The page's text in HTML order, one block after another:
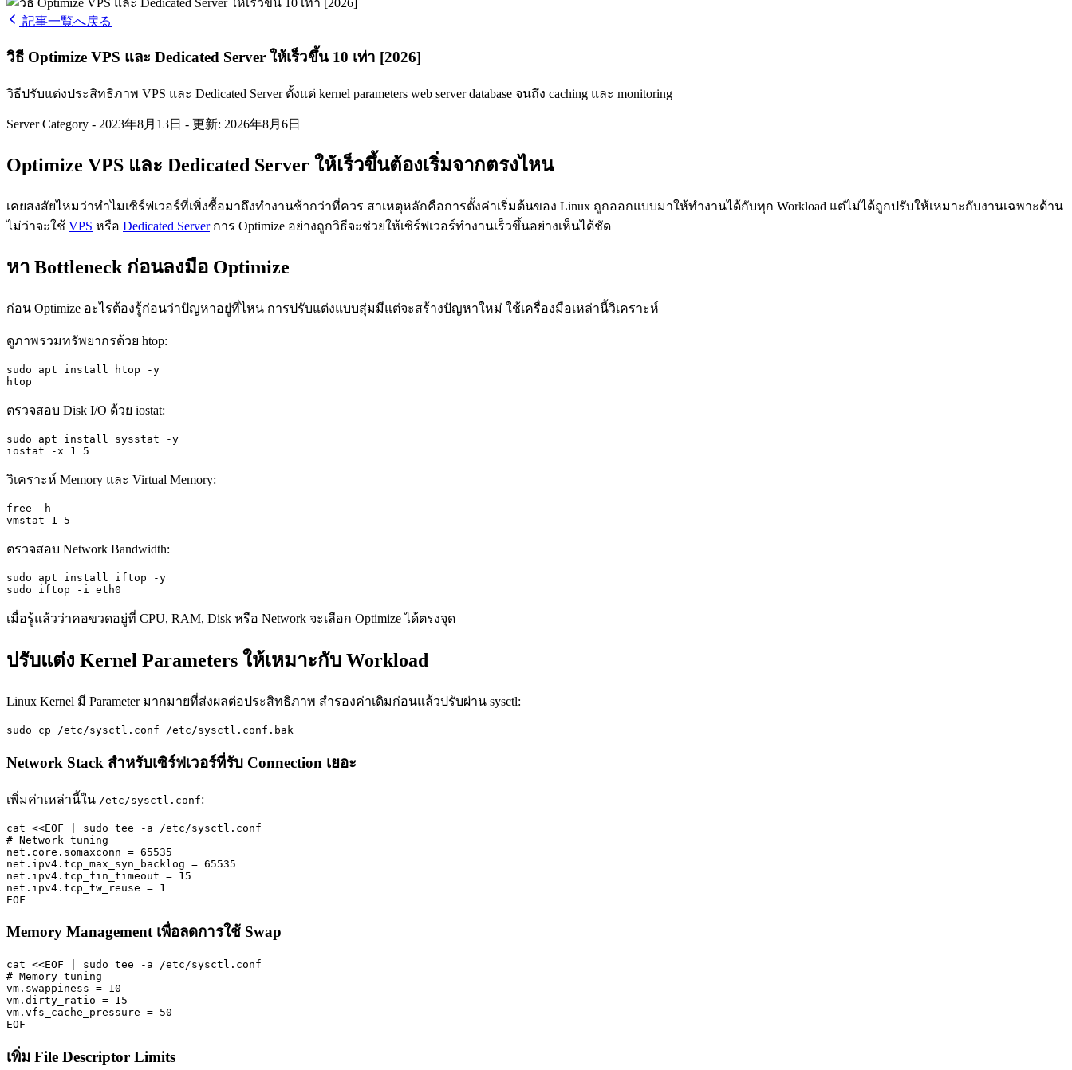
記事一覧へ戻る
วิธี Optimize VPS และ Dedicated Server ให้เร็วขึ้น 10 เท่า [2026]
วิธีปรับแต่งประสิทธิภาพ VPS และ Dedicated Server ตั้งแต่ kernel parameters web server database จนถึง caching และ monitoring
Server Category - 2023年8月13日 - 更新: 2026年8月6日
Optimize VPS และ Dedicated Server ให้เร็วขึ้นต้องเริ่มจากตรงไหน
เคยสงสัยไหมว่าทำไมเซิร์ฟเวอร์ที่เพิ่งซื้อมาถึงทำงานช้ากว่าที่ควร สาเหตุหลักคือการตั้งค่าเริ่มต้นของ Linux ถูกออกแบบมาให้ทำงานได้กับทุก Workload แต่ไม่ได้ถูกปรับให้เหมาะกับงานเฉพาะด้าน
ไม่ว่าจะใช้ VPS หรือ Dedicated Serverการ Optimize อย่างถูกวิธีจะช่วยให้เซิร์ฟเวอร์ทำงานเร็วขึ้นอย่างเห็นได้ชัด
หา Bottleneck ก่อนลงมือ Optimize
ก่อน Optimize อะไรต้องรู้ก่อนว่าปัญหาอยู่ที่ไหน การปรับแต่งแบบสุ่มมีแต่จะสร้างปัญหาใหม่ ใช้เครื่องมือเหล่านี้วิเคราะห์
ดูภาพรวมทรัพยากรด้วย htop:
sudo apt install htop -y
htop
ตรวจสอบ Disk I/O ด้วย iostat:
sudo apt install sysstat -y
iostat -x 1 5
วิเคราะห์ Memory และ Virtual Memory:
free -h
vmstat 1 5
ตรวจสอบ Network Bandwidth:
sudo apt install iftop -y
sudo iftop -i eth0
เมื่อรู้แล้วว่าคอขวดอยู่ที่ CPU, RAM, Disk หรือ Network จะเลือก Optimize ได้ตรงจุด
ปรับแต่ง Kernel Parameters ให้เหมาะกับ Workload
Linux Kernel มี Parameter มากมายที่ส่งผลต่อประสิทธิภาพ สำรองค่าเดิมก่อนแล้วปรับผ่าน sysctl:
sudo cp /etc/sysctl.conf /etc/sysctl.conf.bak
Network Stack สำหรับเซิร์ฟเวอร์ที่รับ Connection เยอะ
เพิ่มค่าเหล่านี้ใน /etc/sysctl.conf:
cat <<EOF | sudo tee -a /etc/sysctl.conf
# Network tuning
net.core.somaxconn = 65535
net.ipv4.tcp_max_syn_backlog = 65535
net.ipv4.tcp_fin_timeout = 15
net.ipv4.tcp_tw_reuse = 1
EOF
Memory Management เพื่อลดการใช้ Swap
cat <<EOF | sudo tee -a /etc/sysctl.conf
# Memory tuning
vm.swappiness = 10
vm.dirty_ratio = 15
vm.vfs_cache_pressure = 50
EOF
เพิ่ม File Descriptor Limits